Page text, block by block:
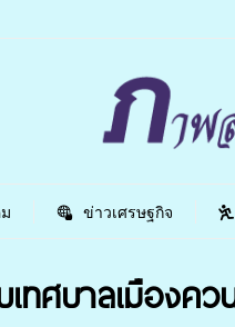
ข่าวเศรษฐกิจ
ทศบาลเมืองคว